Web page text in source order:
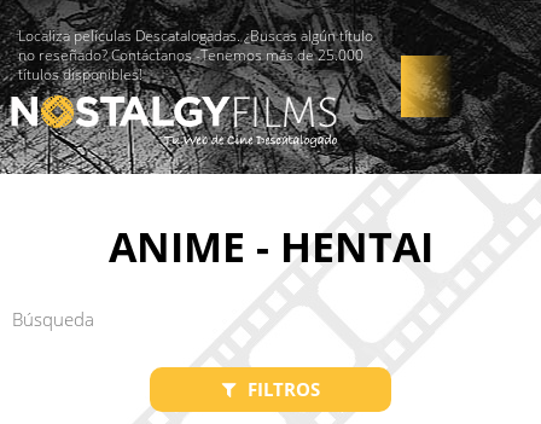
Localiza películas Descatalogadas. ¿Buscas algún título
no reseñado? Contáctanos -Tenemos más de 25.000
títulos disponibles!
ANIME - HENTAI
FILTROS